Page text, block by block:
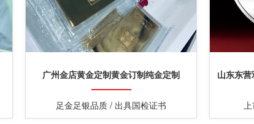
广州金店黄金定制黄金订制纯金定制
足金足银品质 / 出具国检证书
山东东